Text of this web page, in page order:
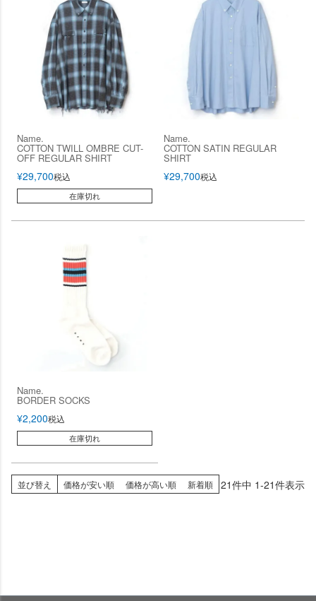
Name.
COTTON TWILL OMBRE CUT-
OFF REGULAR SHIRT
¥29,700税込
在庫切れ
Name.
COTTON SATIN REGULAR
SHIRT
¥29,700税込
Name.
BORDER SOCKS
¥2,200税込
在庫切れ
並び替え 価格が安い順 価格が高い順 新着順 21件中 1-21件表示